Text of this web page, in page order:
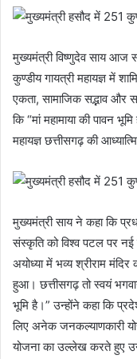
मुख्यमंत्री विष्णुदेव साय आज
कुण्डीय गायत्री महायज्ञ में
एकता, सामाजिक सद्भाव और
कि “मां महामाया की पावन
महायज्ञ छत्तीसगढ़ की
मुख्यमंत्री साय ने कहा कि
संस्कृति को विश्व पटल पर नई
अयोध्या में भव्य श्रीराम मंदिर
हुआ। छत्तीसगढ़ तो स्वयं
भूमि है।” उन्होंने कहा कि
लिए अनेक जनकल्याणकारी
योजना का उल्लेख करते हुए